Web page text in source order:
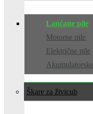
Lančane pile
Motorne pile
Električne pile
Škare za živicu